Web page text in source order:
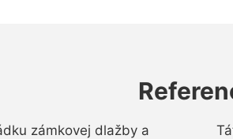
zámkovej dlažby a